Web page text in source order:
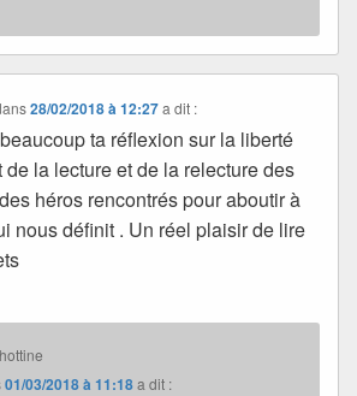
28/02/2018 à 12:27 a dit :
ta réflexion sur la liberté
de la lecture et de la relecture des
héros rencontrés pour aboutir à
nous définit . Un réel plaisir de lire
01/03/2018 à 11:18a dit :